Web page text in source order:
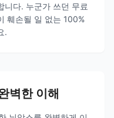
니다. 누군가 쓰던 무료
훼손될 일 없는 100%
.
벽한 이해